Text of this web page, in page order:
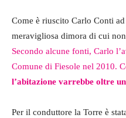
Come è riuscito Carlo Conti
meravigliosa dimora di cui
Secondo alcune fonti, Carlo
Comune di Fiesole nel 2010.
l’abitazione varrebbe oltre
Per il conduttore la Torre è